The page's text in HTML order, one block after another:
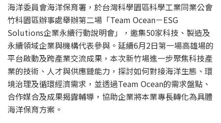
海洋委員會海洋保育署，於台灣科學園區科學工業同業公會
竹科園區辦事處舉辦第二場「Team Ocean－ESG
Solutions企業永續行動說明會」，邀集50家科技、製造及
永續領域企業與機構代表參與。延續6月2日第一場高雄場的
平台啟動及跨產業交流成果，本次新竹場進一步聚焦科技產
業的技術、人才與供應鏈能力，探討如何對接海洋生態、環
境治理及循環經濟需求，並透過Team Ocean的需求盤點、
合作媒合及成果揭露輔導，協助企業將本業專長轉化為具體
海洋保育方案。